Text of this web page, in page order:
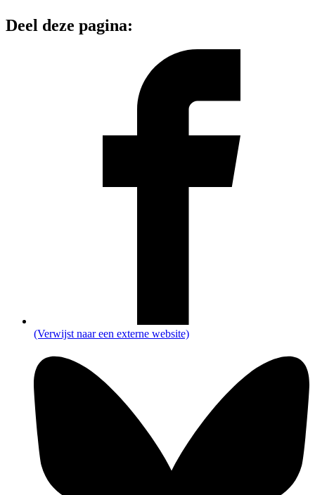
Deel deze pagina:
(Verwijst naar een externe website)